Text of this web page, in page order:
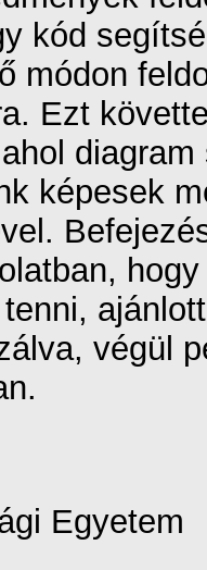
kód
módon
Ezt
képesek
végül
Egyetem